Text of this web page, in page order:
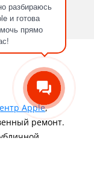
разбираюсь
и готова
прямо
Apple,
ремонт.